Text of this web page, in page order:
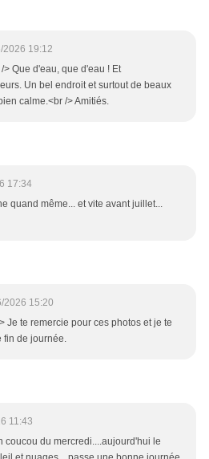
2026 19:12
> Que d'eau, que d'eau ! Et
Un bel endroit et surtout de beaux
calme.<br /> Amitiés.
17:34
quand même... et vite avant juillet...
2026 15:20
Je te remercie pour ces photos et je te
fin de journée.
11:43
coucou du mercredi....aujourd'hui le